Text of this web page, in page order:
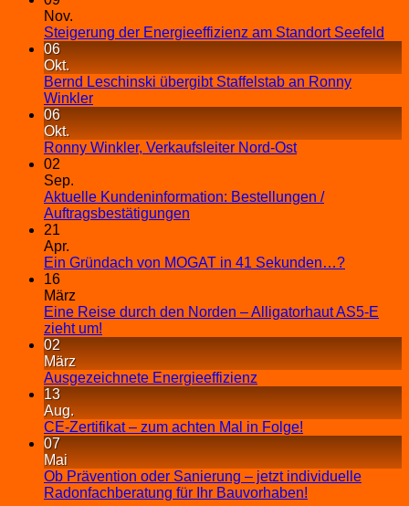
Nov.
Steigerung der Energieeffizienz am Standort Seefeld
06
Okt.
Bernd Leschinski übergibt Staffelstab an Ronny
Winkler
06
Okt.
Ronny Winkler, Verkaufsleiter Nord-Ost
02
Sep.
Aktuelle Kundeninformation: Bestellungen /
Auftragsbestätigungen
21
Apr.
Ein Gründach von MOGAT in 41 Sekunden…?
16
März
Eine Reise durch den Norden – Alligatorhaut AS5-E
zieht um!
02
März
Ausgezeichnete Energieeffizienz
13
Aug.
CE-Zertifikat – zum achten Mal in Folge!
07
Mai
Ob Prävention oder Sanierung – jetzt individuelle
Radonfachberatung für Ihr Bauvorhaben!